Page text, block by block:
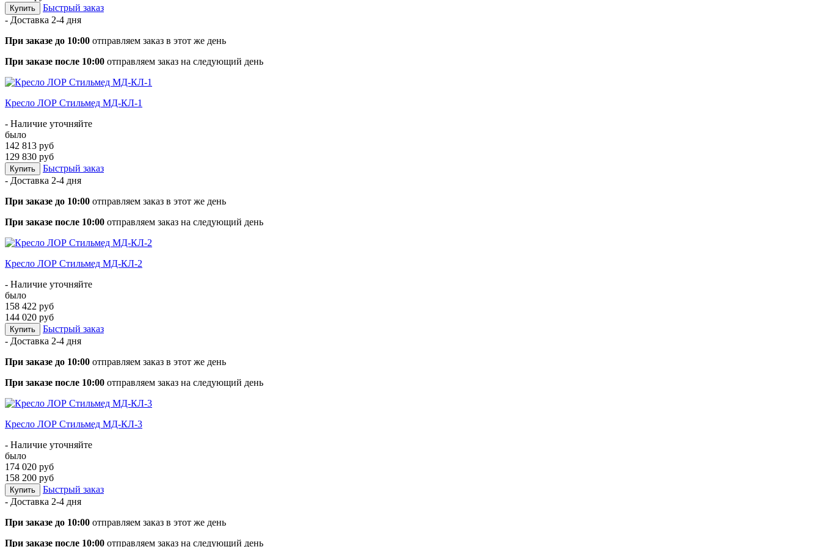
Купить
Быстрый заказ
- Доставка 2-4 дня
При заказе до 10:00 отправляем заказ в этот же день
При заказе после 10:00 отправляем заказ на следующий день
Кресло ЛОР Стильмед МД-КЛ-1
- Наличие уточняйте
было
142 813 руб
129 830 руб
Купить
Быстрый заказ
- Доставка 2-4 дня
При заказе до 10:00 отправляем заказ в этот же день
При заказе после 10:00 отправляем заказ на следующий день
Кресло ЛОР Стильмед МД-КЛ-2
- Наличие уточняйте
было
158 422 руб
144 020 руб
Купить
Быстрый заказ
- Доставка 2-4 дня
При заказе до 10:00 отправляем заказ в этот же день
При заказе после 10:00 отправляем заказ на следующий день
Кресло ЛОР Стильмед МД-КЛ-3
- Наличие уточняйте
было
174 020 руб
158 200 руб
Купить
Быстрый заказ
- Доставка 2-4 дня
При заказе до 10:00 отправляем заказ в этот же день
При заказе после 10:00 отправляем заказ на следующий день